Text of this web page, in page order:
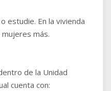
estudie. En la vivienda
más.
de la Unidad
cuenta con: